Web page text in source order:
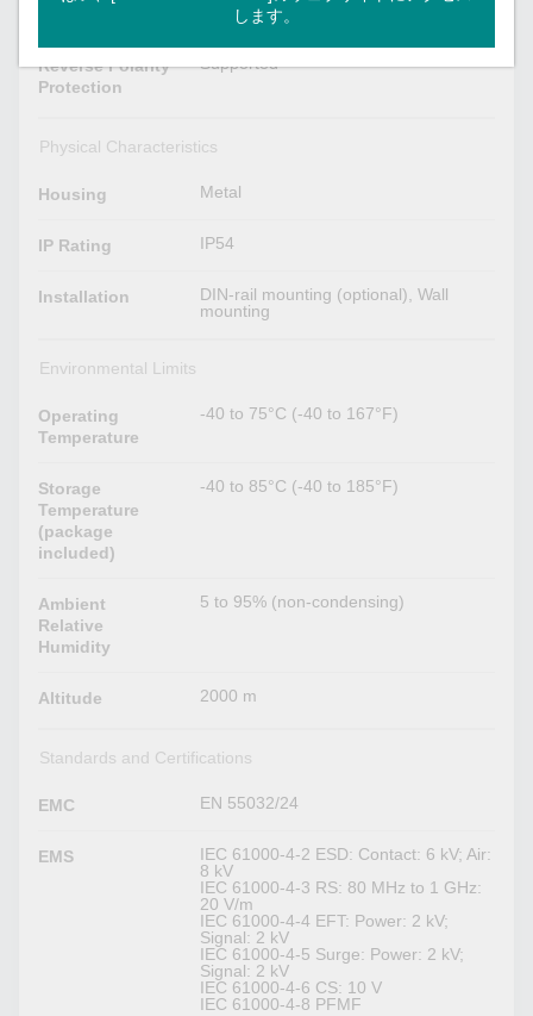
Reverse Polarity
Protection
Supported
Physical Characteristics
Housing Metal
IP Rating IP54
Installation
DIN-rail mounting (optional), Wall
mounting
Environmental Limits
Operating
Temperature
-40 to 75°C (-40 to 167°F)
Storage
Temperature
(package
included)
-40 to 85°C (-40 to 185°F)
Ambient
Relative
Humidity
5 to 95% (non-condensing)
Altitude 2000 m
Standards and Certifications
EMC EN 55032/24
EMS
IEC 61000-4-2 ESD: Contact: 6 kV; Air:
8 kV
IEC 61000-4-3 RS: 80 MHz to 1 GHz:
20 V/m
IEC 61000-4-4 EFT: Power: 2 kV;
Signal: 2 kV
IEC 61000-4-5 Surge: Power: 2 kV;
Signal: 2 kV
IEC 61000-4-6 CS: 10 V
IEC 61000-4-8 PFMF
します。